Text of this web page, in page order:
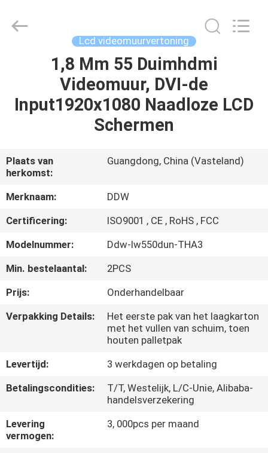
PRODUCTEN
ONS
FABRIEKSREIS
KWALITEITSCONTROLE
CONTACTEER
ONS
VERZOEK
OM
CITAAT
Rights
Lcd videomuurvertoning
1,8 Mm 55 Duimhdmi
Videomuur, DVI-de
Input1920x1080 Naadloze LCD
Schermen
Plaats van
herkomst:
Guangdong, China (Vasteland)
Merknaam:
DDW
Certificering:
ISO9001 , CE , RoHS , FCC
Modelnummer:
Ddw-lw550dun-THA3
Min. bestelaantal:
2PCS
Prijs:
Onderhandelbaar
Verpakking Details:
Het eerste pak van het laagkarton
met het vullen van schuim, toen
houten palletpak
Levertijd:
3 werkdagen op betaling
Betalingscondities:
T/T, Westelijk, L/C-Unie, Alibaba-
handelsverzekering
Levering
vermogen:
3, 000pcs per maand